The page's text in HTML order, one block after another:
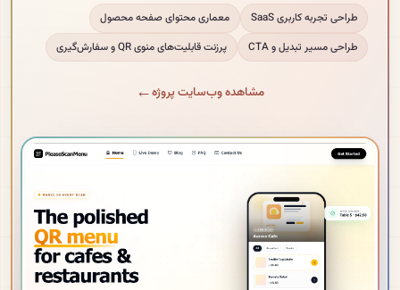
طراحی تجربه کاربری SaaS
معماری محتوای صفحه محصول
طراحی مسیر تبدیل و CTA
پرزنت قابلیت‌های منوی QR و سفارش‌گیری
مشاهده وب‌سایت پروژه